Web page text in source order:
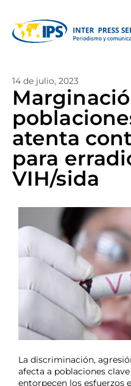
14 de julio, 2023
atenta
para
VIH/sida
La discriminación,
afecta a poblaciones
entorpecen los esfuerzos